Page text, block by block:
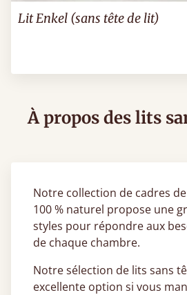
Lit Enkel (sans tête de lit)
À propos des lits
Notre collection de cadres
100 % naturel propose une
styles pour répondre aux
de chaque chambre.
Notre sélection de lits sans
excellente option si vous